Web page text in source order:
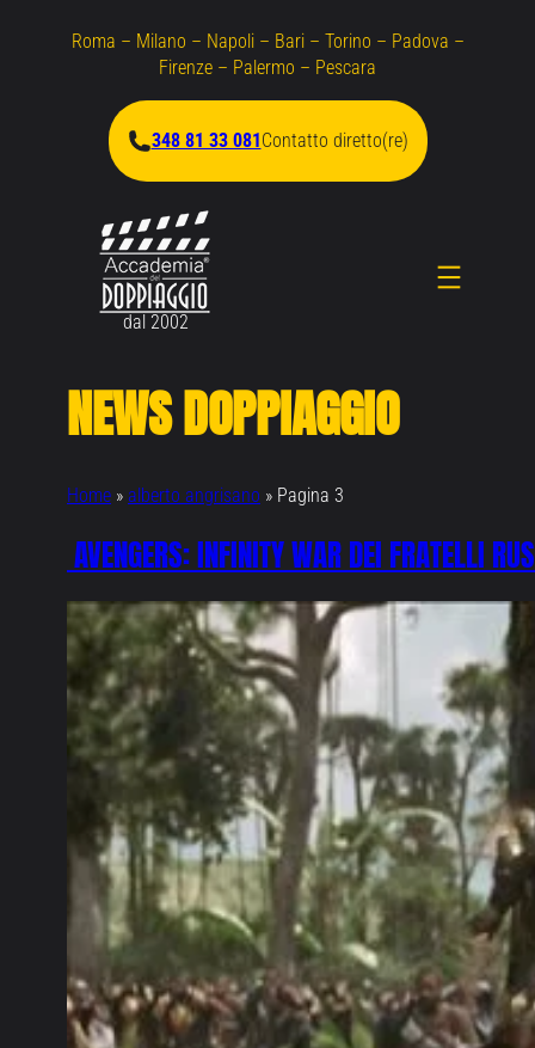
Roma – Milano – Napoli – Bari – Torino – Padova –
Firenze – Palermo – Pescara
348 81 33 081Contatto diretto(re)
dal 2002
NEWS DOPPIAGGIO
Home » alberto angrisano » Pagina 3
AVENGERS: INFINITY WAR DEI FRATELLI